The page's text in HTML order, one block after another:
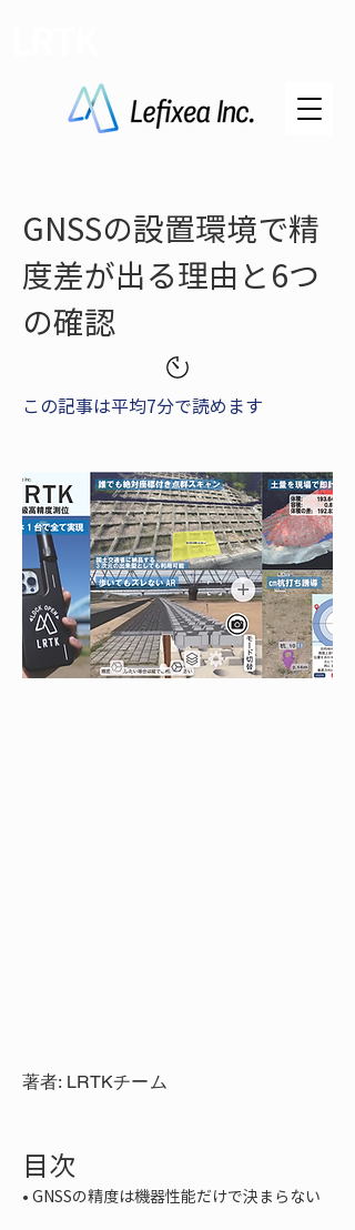
GNSSの設置環境で精
度差が出る理由と6つ
の確認
この記事は平均7分で読めます
著者: LRTKチーム
目次
•